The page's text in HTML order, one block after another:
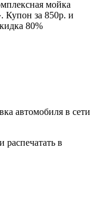
мойка
Купон за 850р. и
80%
автомобиля в сети
в